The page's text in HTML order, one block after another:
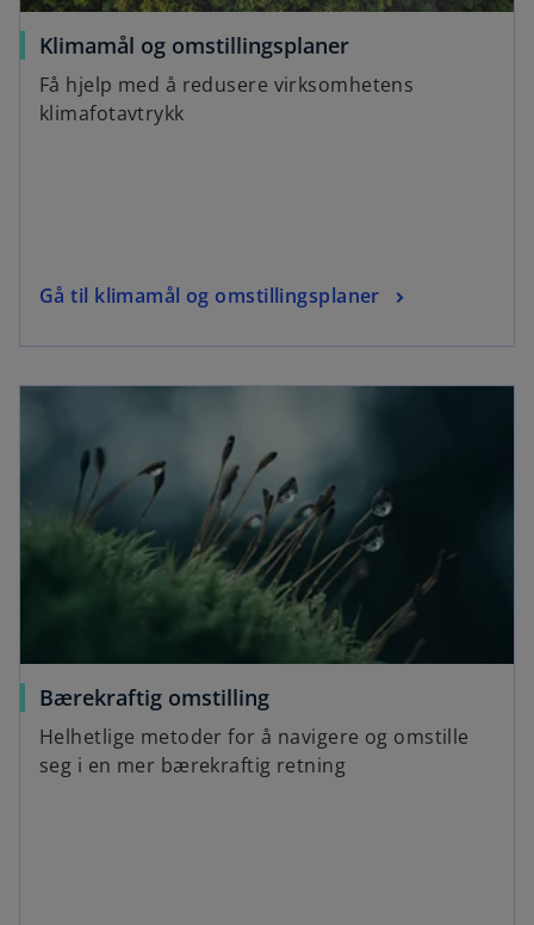
Klimamål og omstillingsplaner
Få hjelp med å redusere virksomhetens
klimafotavtrykk
Gå til klimamål og omstillingsplaner
Bærekraftig omstilling
Helhetlige metoder for å navigere og omstille
seg i en mer bærekraftig retning